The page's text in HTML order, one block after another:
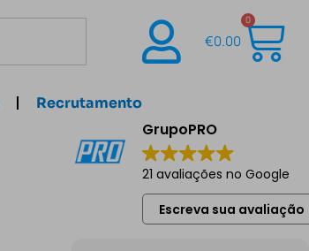
€0.00
0
Recrutamento
GrupoPRO
21 avaliações no Google
Escreva sua avaliação